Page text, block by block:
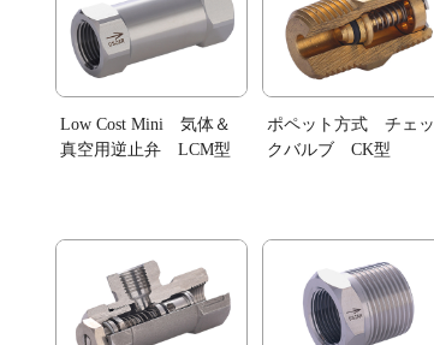
Low Cost Mini 気体＆
真空用逆止弁 LCM型
ポペット方式 チェッ
クバルブ CK型